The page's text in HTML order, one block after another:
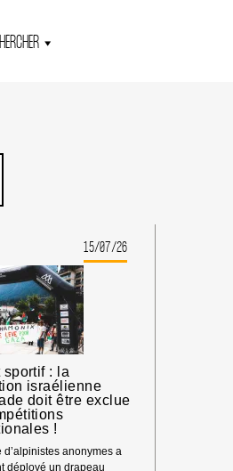
15/07/26
sportif : la
israélienne
doit être exclue
!
d’alpinistes anonymes a
déployé un drapeau